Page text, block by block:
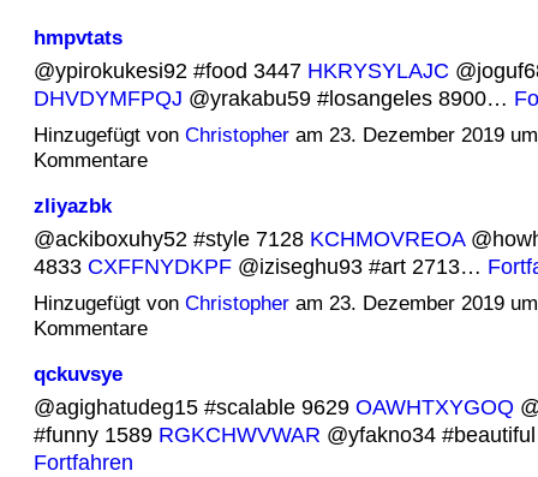
hmpvtats
@ypirokukesi92 #food 3447 HKRYSYLAJC
DHVDYMFPQJ @yrakabu59 #losangeles 8900…
Hinzugefügt von Christopheram 23. Dezember 2019
Kommentare
zliyazbk
@ackiboxuhy52 #style 7128 KCHMOVREOA
4833 CXFFNYDKPF@iziseghu93 #art 2713…
Hinzugefügt von Christopheram 23. Dezember 2019
Kommentare
qckuvsye
@agighatudeg15 #scalable 9629 OAWHTXYGOQ
#funny 1589 RGKCHWVWAR @yfakno34
Fortfahren